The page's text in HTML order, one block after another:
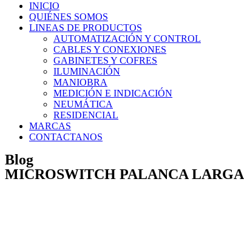
INICIO
QUIÉNES SOMOS
LINEAS DE PRODUCTOS
AUTOMATIZACIÓN Y CONTROL
CABLES Y CONEXIONES
GABINETES Y COFRES
ILUMINACIÓN
MANIOBRA
MEDICIÓN E INDICACIÓN
NEUMÁTICA
RESIDENCIAL
MARCAS
CONTACTANOS
Blog
MICROSWITCH PALANCA LARGA